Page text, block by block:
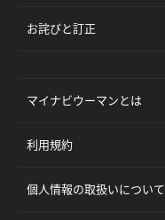
お詫びと訂正
マイナビウーマンとは
利用規約
個人情報の取扱いについて